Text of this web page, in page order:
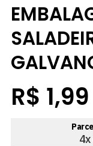
R$ 1,99